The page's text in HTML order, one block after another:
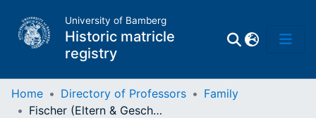
University of Bamberg
Historic matricle
registry
Home Directory of Professors
Family
Fischer (Eltern & Geschwister)